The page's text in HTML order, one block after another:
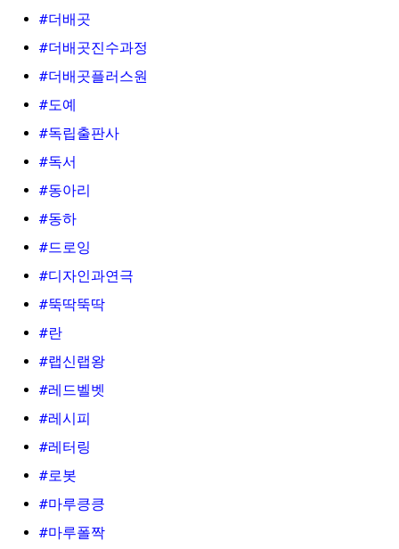
#더배곳
#더배곳진수과정
#더배곳플러스원
#도예
#독립출판사
#독서
#동아리
#동하
#드로잉
#디자인과연극
#뚝딱뚝딱
#란
#랩신랩왕
#레드벨벳
#레시피
#레터링
#로봇
#마루킁킁
#마루폴짝